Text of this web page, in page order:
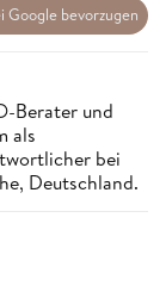
Google bevorzugen
Berater und
als
bei
Deutschland.